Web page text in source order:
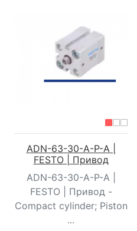
ADN-63-30-A-P-A |
FESTO | Привод
ADN-63-30-A-P-A |
FESTO | Привод -
Compact cylinder; Piston
...